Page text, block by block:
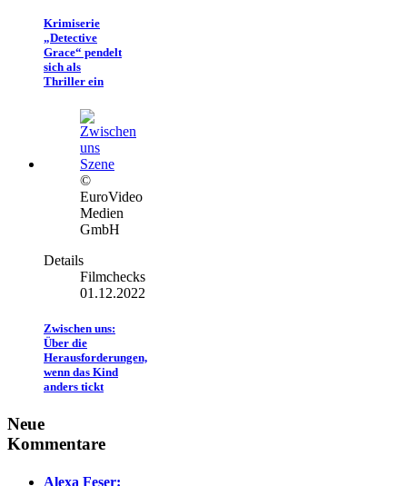
Krimiserie
„Detective
Grace“ pendelt
sich als
Thriller ein
©
EuroVideo
Medien
GmbH
Details
Filmchecks
01.12.2022
Zwischen uns:
Über die
Herausforderungen,
wenn das Kind
anders tickt
Neue
Kommentare
Alexa Feser: